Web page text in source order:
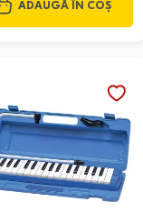
ADAUGĂ ÎN COȘ